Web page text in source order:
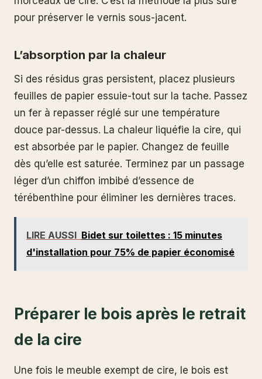
pour préserver le vernis sous-jacent.
L’absorption par la chaleur
Si des résidus gras persistent, placez plusieurs
feuilles de papier essuie-tout sur la tache. Passez
un fer à repasser réglé sur une température
douce par-dessus. La chaleur liquéfie la cire, qui
est absorbée par le papier. Changez de feuille
dès qu’elle est saturée. Terminez par un passage
léger d’un chiffon imbibé d’essence de
térébenthine pour éliminer les dernières traces.
LIRE AUSSI Bidet sur toilettes : 15 minutes
d'installation pour 75% de papier économisé
Préparer le bois après le retrait
de la cire
Une fois le meuble exempt de cire, le bois est